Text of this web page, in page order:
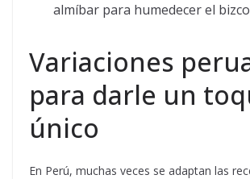
almíbar para humedecer el
Variaciones
para darle un
único
En Perú, muchas veces se adaptan las